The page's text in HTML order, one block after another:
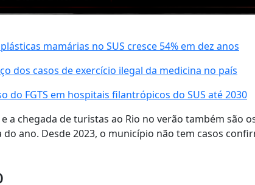
mamárias no SUS cresce 54% em dez anos
dos casos de exercício ilegal da medicina no país
do FGTS em hospitais filantrópicos do SUS até 2030
a chegada de turistas ao Rio no verão também são
do ano. Desde 2023, o município não tem casos